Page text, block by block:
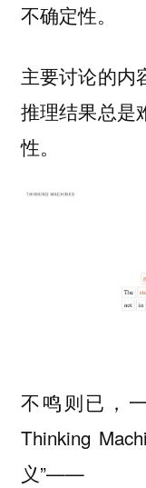
不确定性。
主要讨论的内
推理结果总是
性。
不鸣则已，
Thinking
义”——